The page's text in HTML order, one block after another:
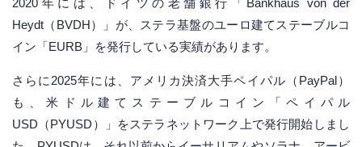
2020年には、ドイツの老舗銀行「Bankhaus von der
Heydt（BVDH）」が、ステラ基盤のユーロ建てステーブルコ
イン「EURB」を発行している実績があります。
さらに2025年には、アメリカ決済大手ペイパル（PayPal）
も、米ドル建てステーブルコイン「ペイパル
USD（PYUSD）」をステラネットワーク上で発行開始しまし